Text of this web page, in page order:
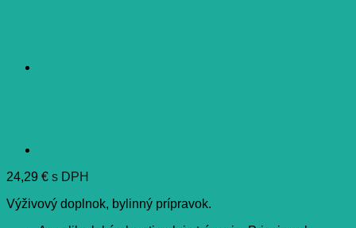
24,29 € s DPH
Výživový doplnok, bylinný prípravok.